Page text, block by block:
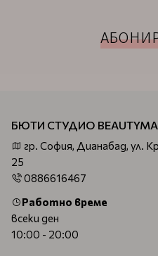
БЮТИ СТУДИО
гр. София, Дианабад, ул.
25
0886616467
Работно време
всеки ден
10:00 - 20:00